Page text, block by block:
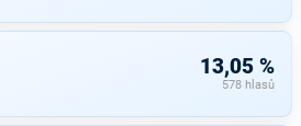
13,05 %
578 hlasů